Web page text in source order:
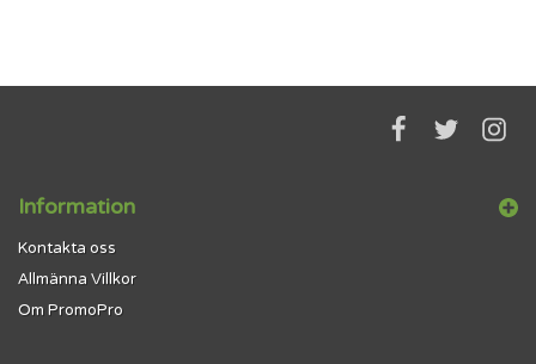
Information
Kontakta oss
Allmänna Villkor
Om PromoPro